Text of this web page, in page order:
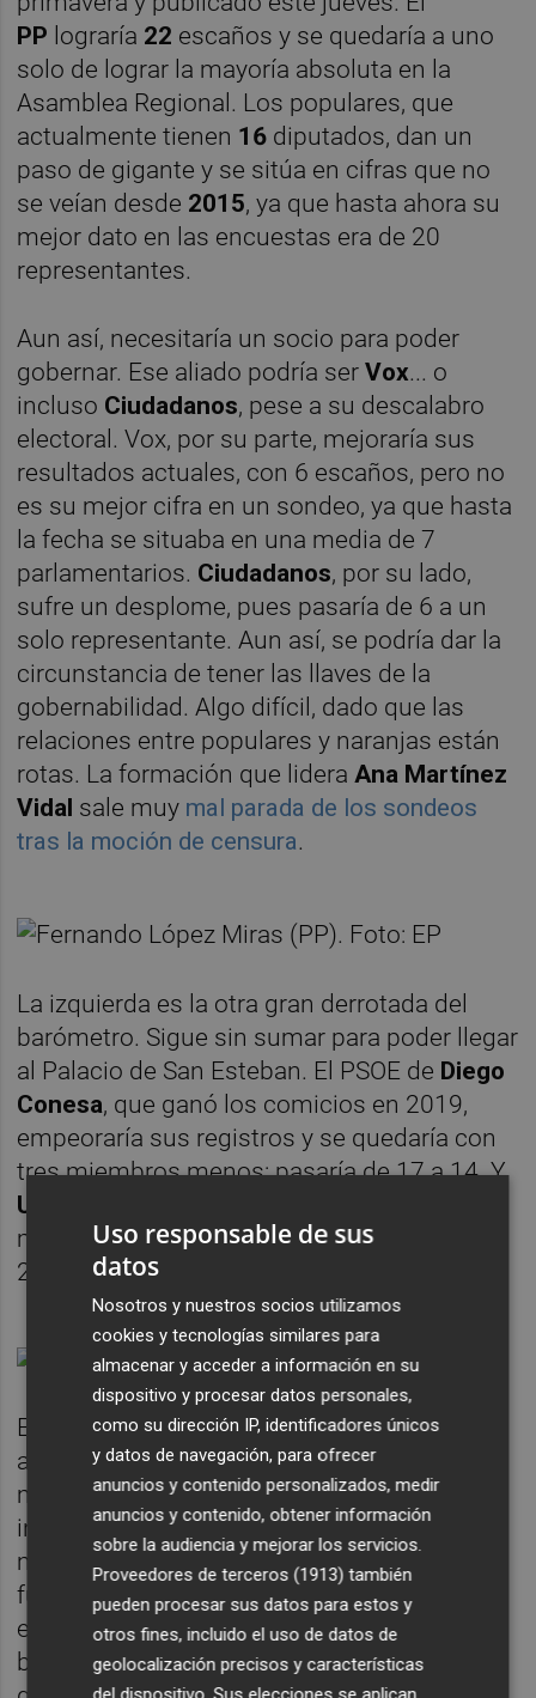
PP lograría 22 escaños y se quedaría a uno
solo de lograr la mayoría absoluta en la
Asamblea Regional. Los populares, que
actualmente tienen 16 diputados, dan un
paso de gigante y se sitúa en cifras que no
se veían desde 2015, ya que hasta ahora su
mejor dato en las encuestas era de 20
representantes.
Aun así, necesitaría un socio para poder
gobernar. Ese aliado podría serVox... o
incluso Ciudadanos, pese a su descalabro
electoral. Vox, por su parte, mejoraría sus
resultados actuales, con 6 escaños, pero no
es su mejor cifra en un sondeo, ya que hasta
la fecha se situaba en una media de 7
parlamentarios. Ciudadanos, por su lado,
sufre un desplome, pues pasaría de 6 a un
solo representante. Aun así, se podría dar la
circunstancia de tener las llaves de la
gobernabilidad. Algo difícil, dado que las
relaciones entre populares y naranjas están
rotas. La formación que lideraAna Martínez
Vidal sale muy mal parada de los sondeos
tras la moción de censura.
La izquierda es la otra gran derrotada del
barómetro. Sigue sin sumar para poder llegar
al Palacio de San Esteban. El PSOE de Diego
Conesa, que ganó los comicios en 2019,
empeoraría sus registros y se quedaría con
tres miembros menos: pasaría de 17 a 14. Y
Unidas
mixto, mantendría su actual representación:
2 escaños.
El sondeo, de hecho, pregunta directamente
a los murcianos por su opinión acerca de la
moción de censura. En general, con
independencia del partido al que votaron, la
mayoría opina que la moción de censura no
fue buena idea. Así lo piensa el 59,5% de los
encuestados, mientras que el 20,9% la ve
bien o muy bien. El resto se divide entre
Uso responsable de sus
datos
Nosotros y nuestros socios utilizamos
cookies y tecnologías similares para
almacenar y acceder a información en su
dispositivo y procesar datos personales,
como su dirección IP, identificadores únicos
y datos de navegación, para ofrecer
anuncios y contenido personalizados, medir
anuncios y contenido, obtener información
sobre la audiencia y mejorar los servicios.
Proveedores de terceros (1913) también
pueden procesar sus datos para estos y
otros fines, incluido el uso de datos de
geolocalización precisos y características